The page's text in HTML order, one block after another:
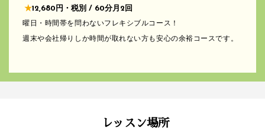
★12,680円・税別 / 60分月2回
曜日・時間帯を問わないフレキシブルコース！
週末や会社帰りしか時間が取れない方も安心の余裕コースです。
レッスン場所